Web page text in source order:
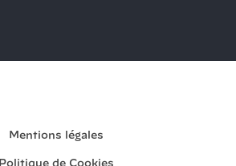
Mentions légales